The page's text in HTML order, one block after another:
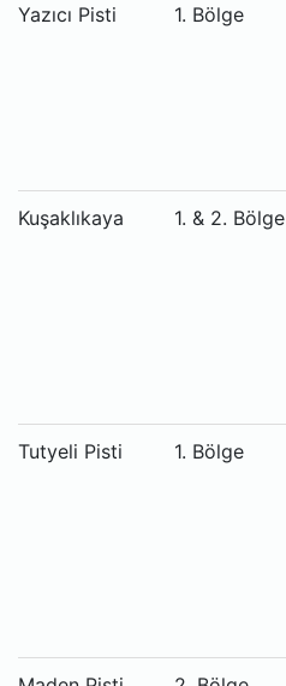
Yazıcı Pisti 1. Bölge
Kuşaklıkaya 1. & 2. Bölge
Tutyeli Pisti 1. Bölge